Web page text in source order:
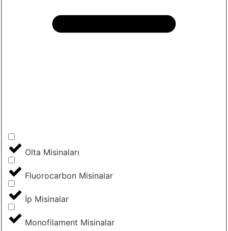
Olta Misinaları
Fluorocarbon Misinalar
İp Misinalar
Monofilament Misinalar